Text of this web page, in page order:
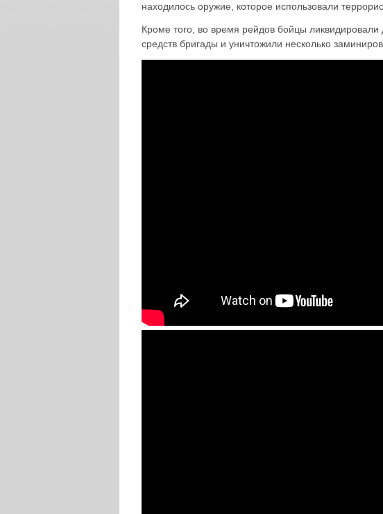
находилось оружие, которое использовали
Кроме того, во время рейдов бойцы ликвидировали
средств бригады и уничтожили несколько